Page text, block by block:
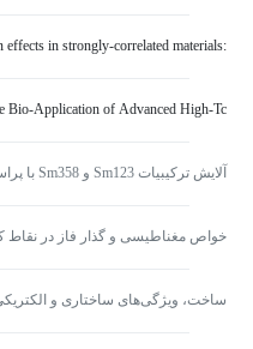
effects in strongly-correlated materials:
Bio-Application of Advanced High-Tc
آلایش ترکیبیات Sm123 و Sm358 با پراسیدیمیوم
خواص مغناطیسی و گذار فاز در نقاط
ساخت، ویژگی‌های ساختاری و الکتریکی